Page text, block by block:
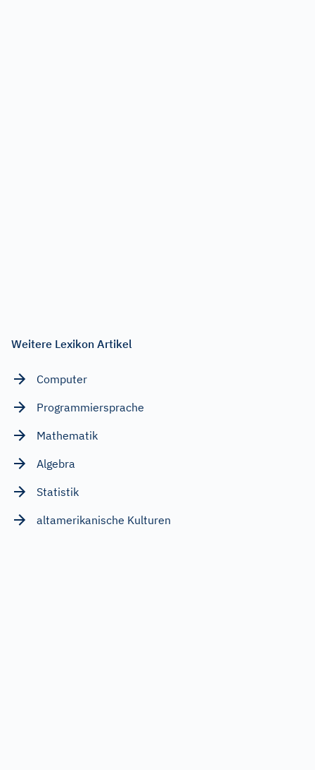
Weitere Lexikon Artikel
Computer
Programmiersprache
Mathematik
Algebra
Statistik
altamerikanische Kulturen